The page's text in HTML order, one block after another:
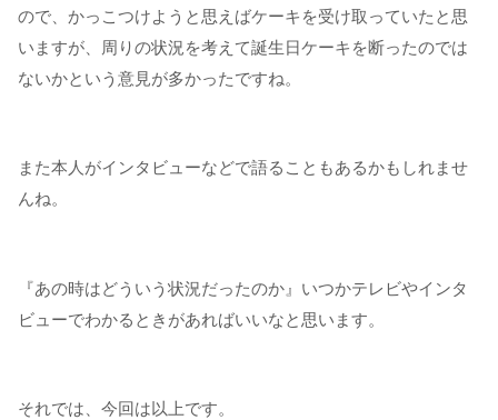
ので、かっこつけようと思えばケーキを受け取っていたと思
いますが、周りの状況を考えて誕生日ケーキを断ったのでは
ないかという意見が多かったですね。
また本人がインタビューなどで語ることもあるかもしれませ
んね。
『あの時はどういう状況だったのか』いつかテレビやインタ
ビューでわかるときがあればいいなと思います。
それでは、今回は以上です。